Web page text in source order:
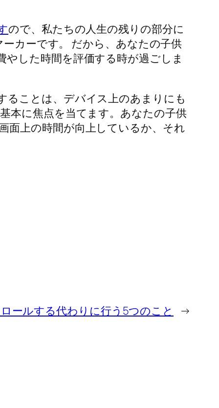
ので、私たちの人生の残りの部分に
カーです。 だから、あなたの子供
した時間を評価する時が過ごしま
ることは、デバイス上のあまりにも
本に焦点を当てます。あなたの子供
面上の時間が向上しているか、それ
ールする代わりに行う5つのこと →